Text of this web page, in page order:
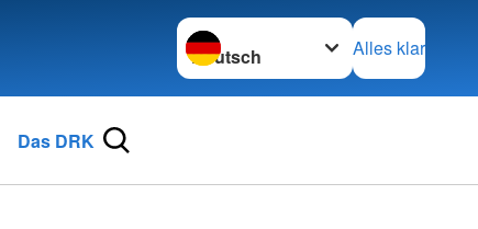
Sprache wechseln zu
Alles klar
Das DRK